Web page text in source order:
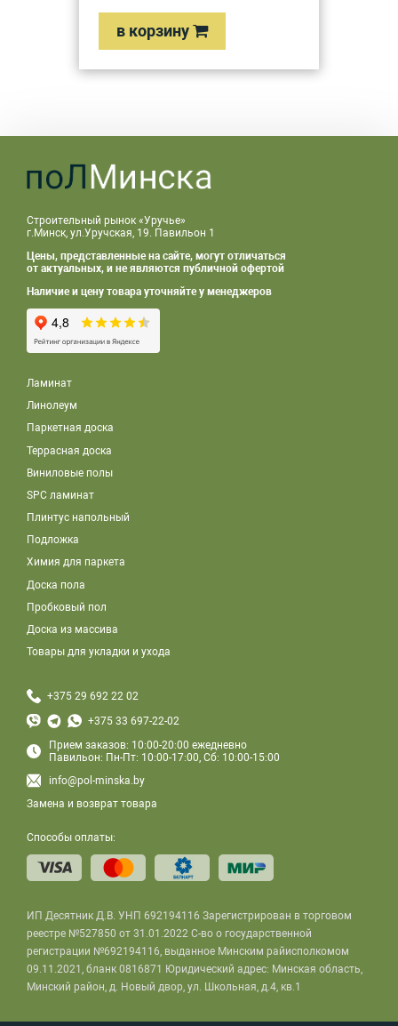
в корзину
Строительный рынок «Уручье»
г.Минск, ул.Уручская, 19. Павильон 1
Цены, представленные на сайте, могут отличаться
от актуальных, и не являются публичной офертой
Наличие и цену товара уточняйте у менеджеров
Ламинат
Линолеум
Паркетная доска
Террасная доска
Виниловые полы
SPC ламинат
Плинтус напольный
Подложка
Химия для паркета
Доска пола
Пробковый пол
Доска из массива
Товары для укладки и ухода
+375 29 692 22 02
+375 33 697-22-02
Прием заказов: 10:00-20:00 ежедневно
Павильон: Пн-Пт: 10:00-17:00, Сб: 10:00-15:00
info@pol-minska.by
Замена и возврат товара
Способы оплаты:
ИП Десятник Д.В. УНП 692194116 Зарегистрирован в торговом
реестре №527850 от 31.01.2022 С-во о государственной
регистрации №692194116, выданное Минским райисполкомом
09.11.2021, бланк 0816871 Юридический адрес: Минская область,
Минский район, д. Новый двор, ул. Школьная, д.4, кв.1